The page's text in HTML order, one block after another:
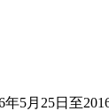
月25日至